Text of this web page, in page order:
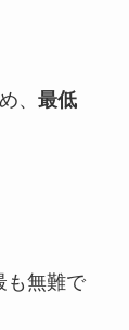
、 最低
も無難で